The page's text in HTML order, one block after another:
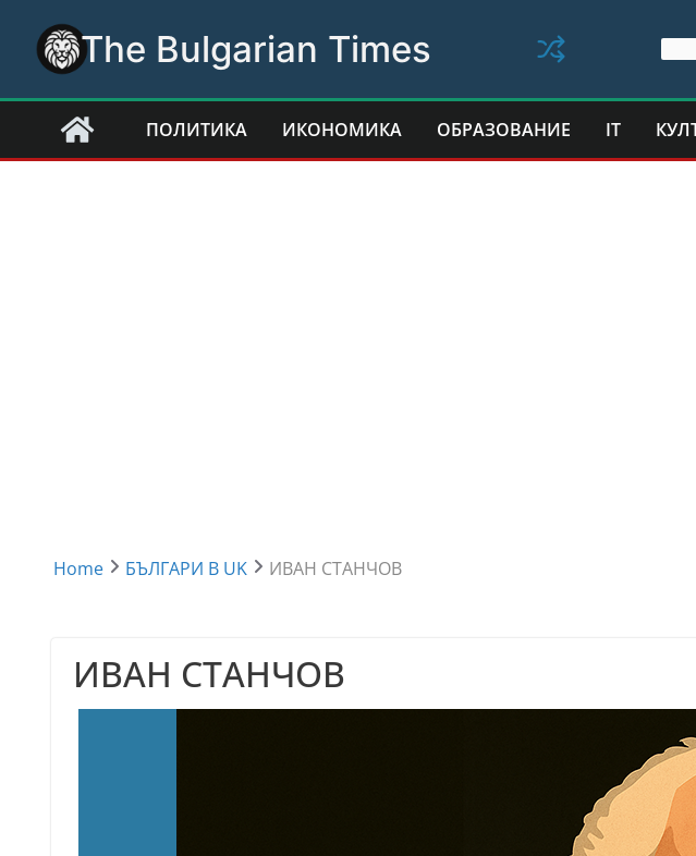
content
The Bulgarian Times
ПОЛИТИКА ИКОНОМИКА ОБРАЗОВАНИЕ IT
Home БЪЛГАРИ В UK ИВАН СТАНЧОВ
ИВАН СТАНЧОВ